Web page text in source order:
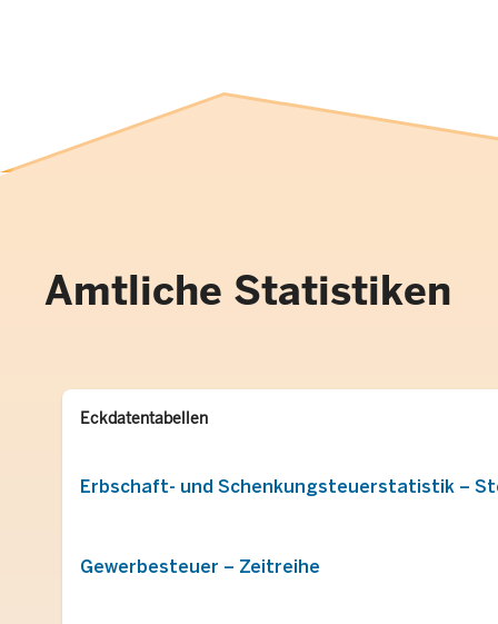
Amtliche Statistiken
Eckdatentabellen
Erbschaft- und Schenkungsteuerstatistik –
Gewerbesteuer – Zeitreihe